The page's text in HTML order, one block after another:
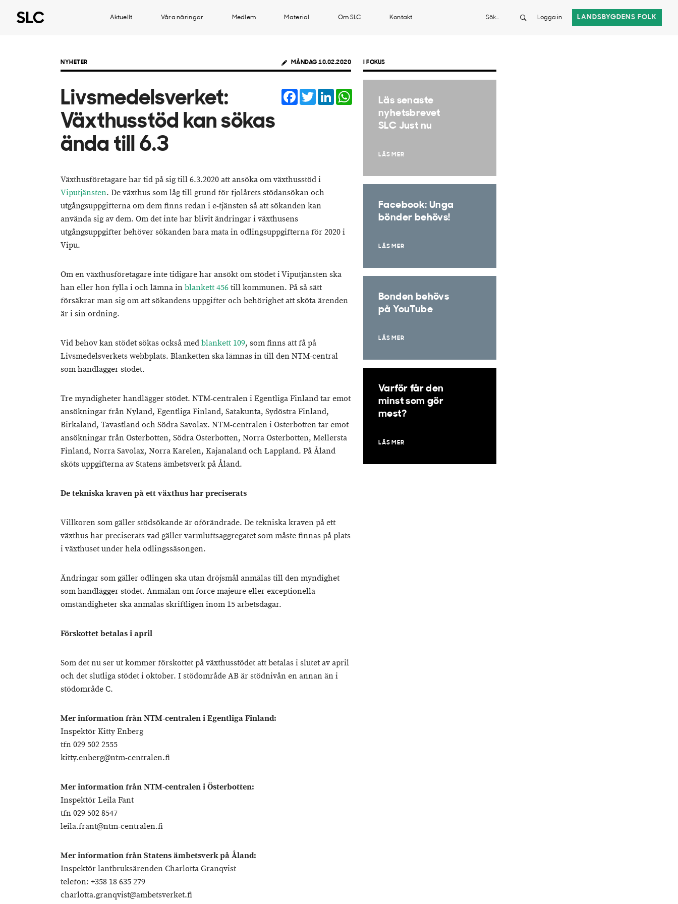
Aktuellt Våra näringar Medlem Material Om SLC Kontakt Sök Logga in LANDSBYGDENS FOLK
NYHETER MÅNDAG 10.02.2020
Livsmedelsverket:
Växthusstöd kan sökas
ända till 6.3
Facebook
TwitterLinkedIn
Växthusföretagare har tid på sig till 6.3.2020 att ansöka om växthusstöd i
Viputjänsten. De växthus som låg till grund för fjolårets stödansökan och
utgångsuppgifterna om dem finns redan i e-tjänsten så att sökanden kan
använda sig av dem. Om det inte har blivit ändringar i växthusens
utgångsuppgifter behöver sökanden bara mata in odlingsuppgifterna för 2020 i
Vipu.
Om en växthusföretagare inte tidigare har ansökt om stödet i Viputjänsten ska
han eller hon fylla i och lämna inblankett 456till kommunen. På så sätt
försäkrar man sig om att sökandens uppgifter och behörighet att sköta ärenden
är i sin ordning.
Vid behov kan stödet sökas också medblankett 109, som finns att få på
Livsmedelsverkets webbplats. Blanketten ska lämnas in till den NTM-central
som handlägger stödet.
Tre myndigheter handlägger stödet. NTM-centralen i Egentliga Finland tar emot
ansökningar från Nyland, Egentliga Finland, Satakunta, Sydöstra Finland,
Birkaland, Tavastland och Södra Savolax. NTM-centralen i Österbotten tar emot
ansökningar från Österbotten, Södra Österbotten, Norra Österbotten, Mellersta
Finland, Norra Savolax, Norra Karelen, Kajanaland och Lappland. På Åland
sköts uppgifterna av Statens ämbetsverk på Åland.
De tekniska kraven på ett växthus har preciserats
Villkoren som gäller stödsökande är oförändrade. De tekniska kraven på ett
växthus har preciserats vad gäller varmluftsaggregatet som måste finnas på plats
i växthuset under hela odlingssäsongen.
Ändringar som gäller odlingen ska utan dröjsmål anmälas till den myndighet
som handlägger stödet. Anmälan om force majeure eller exceptionella
omständigheter ska anmälas skriftligen inom 15 arbetsdagar.
Förskottet betalas i april
Som det nu ser ut kommer förskottet på växthusstödet att betalas i slutet av april
och det slutliga stödet i oktober. I stödområde AB är stödnivån en annan än i
stödområde C.
Mer information från NTM-centralen i Egentliga Finland:
Inspektör Kitty Enberg
tfn 029 502 2555
kitty.enberg@ntm-centralen.fi
Mer information från NTM-centralen i Österbotten:
Inspektör Leila Fant
tfn 029 502 8547
leila.frant@ntm-centralen.fi
Mer information från Statens ämbetsverk på Åland:
Inspektör lantbruksärenden Charlotta Granqvist
telefon: +358 18 635 279
charlotta.granqvist@ambetsverket.fi
I FOKUS
Läs senaste
nyhetsbrevet
SLC Just nu
LÄS MER
Facebook: Unga
bönder behövs!
LÄS MER
Bonden behövs
på YouTube
LÄS MER
Varför får den
minst som gör
mest?
LÄS MER